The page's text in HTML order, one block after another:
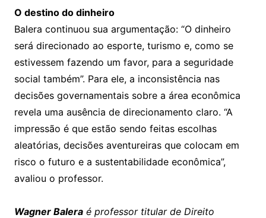
O destino do dinheiro
Balera continuou sua argumentação: “O dinheiro
será direcionado ao esporte, turismo e, como se
estivessem fazendo um favor, para a seguridade
social também”. Para ele, a inconsistência nas
decisões governamentais sobre a área econômica
revela uma ausência de direcionamento claro. “A
impressão é que estão sendo feitas escolhas
aleatórias, decisões aventureiras que colocam em
risco o futuro e a sustentabilidade econômica”,
avaliou o professor.
Wagner Baleraé professor titular de Direito